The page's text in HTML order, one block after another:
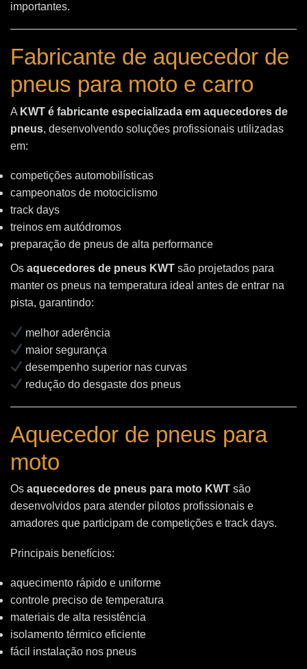
importantes.
Fabricante de aquecedor de
pneus para moto e carro
A KWT é fabricante especializada em aquecedores de
pneus, desenvolvendo soluções profissionais utilizadas
em:
competições automobilísticas
campeonatos de motociclismo
track days
treinos em autódromos
preparação de pneus de alta performance
Os aquecedores de pneus KWT são projetados para
manter os pneus na temperatura ideal antes de entrar na
pista, garantindo:
melhor aderência
maior segurança
desempenho superior nas curvas
redução do desgaste dos pneus
Aquecedor de pneus para
moto
Os aquecedores de pneus para moto KWT são
desenvolvidos para atender pilotos profissionais e
amadores que participam de competições e track days.
Principais benefícios:
aquecimento rápido e uniforme
controle preciso de temperatura
materiais de alta resistência
isolamento térmico eficiente
fácil instalação nos pneus